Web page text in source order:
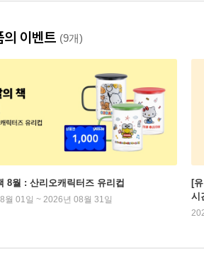
의 이벤트 (9개)
8월 : 산리오캐릭터즈 유리컵
월 01일 ~ 2026년 08월 31일
[
시